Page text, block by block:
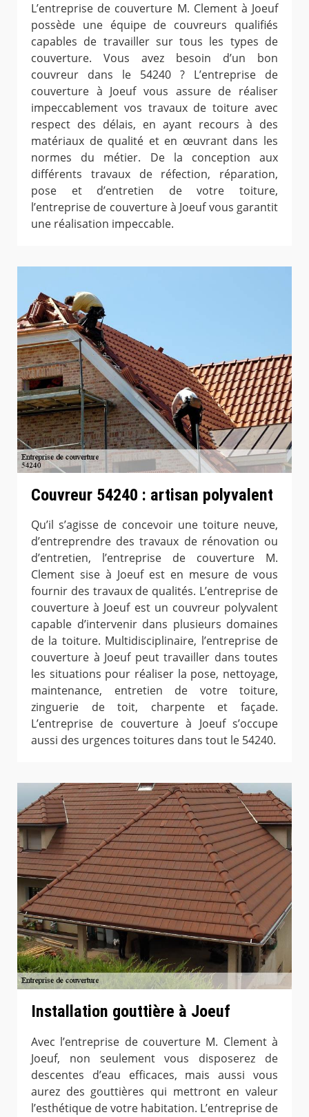
L’entreprise de couverture M. Clement à Joeuf
possède une équipe de couvreurs qualifiés
capables de travailler sur tous les types de
couverture. Vous avez besoin d’un bon
couvreur dans le 54240 ? L’entreprise de
couverture à Joeuf vous assure de réaliser
impeccablement vos travaux de toiture avec
respect des délais, en ayant recours à des
matériaux de qualité et en œuvrant dans les
normes du métier. De la conception aux
différents travaux de réfection, réparation,
pose et d’entretien de votre toiture,
l’entreprise de couverture à Joeuf vous garantit
une réalisation impeccable.
Couvreur 54240 : artisan polyvalent
Qu’il s’agisse de concevoir une toiture neuve,
d’entreprendre des travaux de rénovation ou
d’entretien, l’entreprise de couverture M.
Clement sise à Joeuf est en mesure de vous
fournir des travaux de qualités. L’entreprise de
couverture à Joeuf est un couvreur polyvalent
capable d’intervenir dans plusieurs domaines
de la toiture. Multidisciplinaire, l’entreprise de
couverture à Joeuf peut travailler dans toutes
les situations pour réaliser la pose, nettoyage,
maintenance, entretien de votre toiture,
zinguerie de toit, charpente et façade.
L’entreprise de couverture à Joeuf s’occupe
aussi des urgences toitures dans tout le 54240.
Installation gouttière à Joeuf
Avec l’entreprise de couverture M. Clement à
Joeuf, non seulement vous disposerez de
descentes d’eau efficaces, mais aussi vous
aurez des gouttières qui mettront en valeur
l’esthétique de votre habitation. L’entreprise de